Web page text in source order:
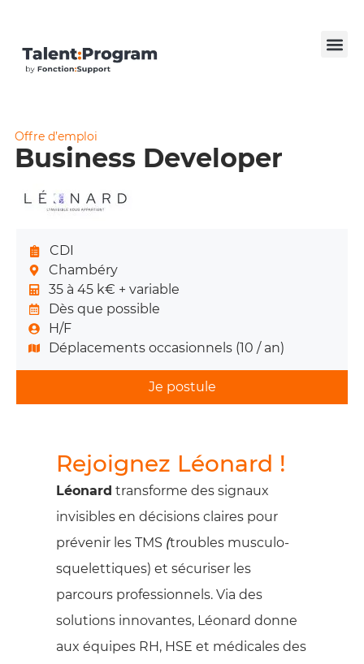
CDI
Chambéry
35 à 45 k€ + variable
Dès que possible
H/F
Déplacements occasionnels (10 / an)
Je postule
Offre d’emploi
Business Developer
Rejoignez Léonard !
Léonard transforme des signaux
invisibles en décisions claires pour
prévenir les TMS (troubles musculo-
squelettiques) et sécuriser les
parcours professionnels. Via des
solutions innovantes, Léonard donne
aux équipes RH, HSE et médicales des